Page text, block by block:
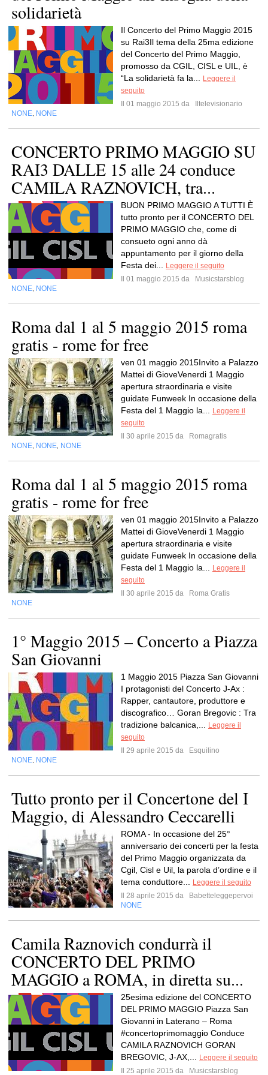
solidarietà
Il Concerto del Primo Maggio 2015
su Rai3Il tema della 25ma edizione
del Concerto del Primo Maggio,
promosso da CGIL, CISL e UIL, è
“La solidarietà fa la...
Leggere il
seguito
Il 01 maggio 2015 da
Iltelevisionario
NONE NONE
CONCERTO PRIMO MAGGIO SU
RAI3 DALLE 15 alle 24 conduce
CAMILA RAZNOVICH, tra...
BUON PRIMO MAGGIO A TUTTI È
tutto pronto per il CONCERTO DEL
PRIMO MAGGIO che, come di
consueto ogni anno dà
appuntamento per il giorno della
Festa dei...
Leggere il seguito
Il 01 maggio 2015 da
Musicstarsblog
NONE NONE
Roma dal 1 al 5 maggio 2015 roma
gratis - rome for free
ven 01 maggio 2015Invito a Palazzo
Mattei di GioveVenerdi 1 Maggio
apertura straordinaria e visite
guidate Funweek In occasione della
Festa del 1 Maggio la...
Leggere il
seguito
Il 30 aprile 2015 da
Romagratis
NONE NONE NONE
Roma dal 1 al 5 maggio 2015 roma
gratis - rome for free
ven 01 maggio 2015Invito a Palazzo
Mattei di GioveVenerdi 1 Maggio
apertura straordinaria e visite
guidate Funweek In occasione della
Festa del 1 Maggio la...
Leggere il
seguito
Il 30 aprile 2015 da
Roma Gratis
NONE
1° Maggio 2015 – Concerto a Piazza
San Giovanni
1 Maggio 2015 Piazza San Giovanni
I protagonisti del Concerto J-Ax :
Rapper, cantautore, produttore e
discografico… Goran Bregovic : Tra
tradizione balcanica,...
Leggere il
seguito
Il 29 aprile 2015 da
Esquilino
NONE NONE
Tutto pronto per il Concertone del I
Maggio, di Alessandro Ceccarelli
ROMA - In occasione del 25°
anniversario dei concerti per la festa
del Primo Maggio organizzata da
Cgil, Cisl e Uil, la parola d’ordine e il
tema conduttore...
Leggere il seguito
Il 28 aprile 2015 da
Babetteleggepervoi
NONE
Camila Raznovich condurrà il
CONCERTO DEL PRIMO
MAGGIO a ROMA, in diretta su...
25esima edizione del CONCERTO
DEL PRIMO MAGGIO Piazza San
Giovanni in Laterano – Roma
#concertoprimomaggio Conduce
CAMILA RAZNOVICH GORAN
BREGOVIC, J-AX,...
Leggere il seguito
Il 25 aprile 2015 da
Musicstarsblog